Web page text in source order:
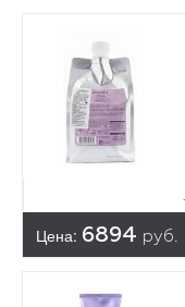
Цена: 6894 руб.